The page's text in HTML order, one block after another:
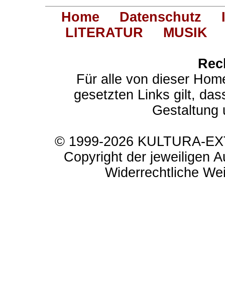
Home Datenschutz
LITERATUR
MUSIK
Für alle von dieser
gesetzten Links gilt,
Gestaltung
© 1999-2026 KULTURA-
Copyright der jeweiligen
Widerrechtliche